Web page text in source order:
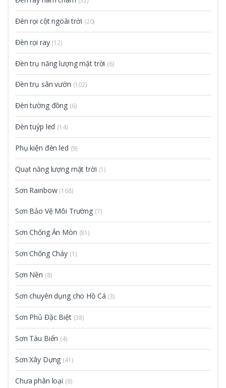
Đèn rọi cột ngoài trời (20)
Đèn rọi ray (12)
Đèn trụ năng lượng mặt trời (6)
Đèn trụ sân vườn (102)
Đèn tường đồng (6)
Đèn tuýp led (14)
Phụ kiện đèn led (9)
Quạt năng lượng mặt trời (1)
Sơn Rainbow (168)
Sơn Bảo Vệ Môi Trường (7)
Sơn Chống Ăn Mòn (81)
Sơn Chống Cháy (1)
Sơn Nền (8)
Sơn chuyên dụng cho Hồ Cá (3)
Sơn Phủ Đặc Biệt (38)
Sơn Tàu Biển (4)
Sơn Xây Dựng (41)
Chưa phân loại (8)